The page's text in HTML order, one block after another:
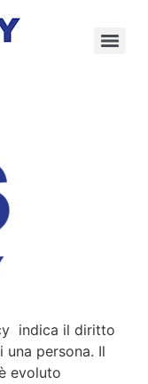
indica il diritto
persona. Il
evoluto